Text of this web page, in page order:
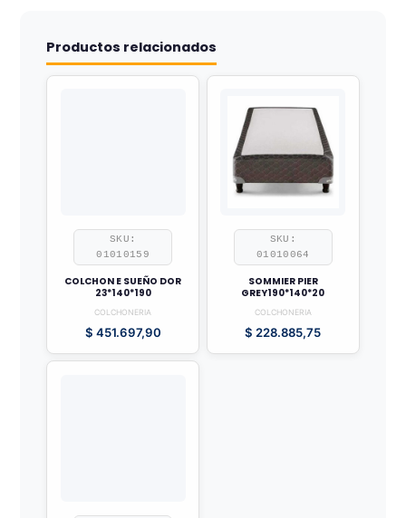
Productos relacionados
SKU:
01010159
COLCHON E SUEÑO DOR
23*140*190
COLCHONERIA
$ 451.697,90
SKU:
01010064
SOMMIER PIER
GREY190*140*20
COLCHONERIA
$ 228.885,75